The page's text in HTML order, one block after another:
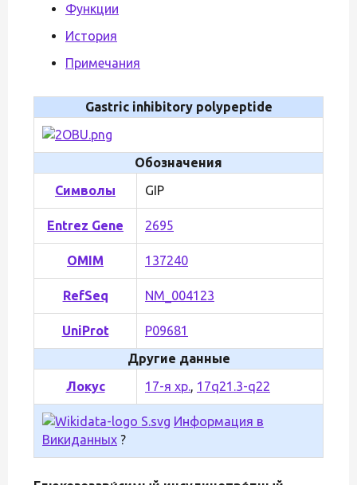
Функции
История
Примечания
Gastric inhibitory polypeptide
Обозначения
Символы
GIP
Entrez Gene 2695
OMIM 137240
RefSeq NM_004123
UniProt
P09681
Другие данные
Локус
17-я хр., 17q21.3-q22
Информация в
Викиданных ?